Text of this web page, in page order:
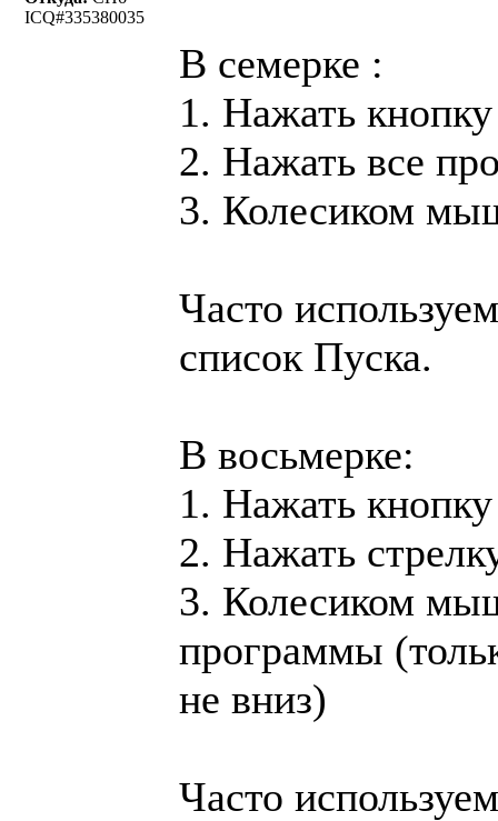
ICQ#335380035
В семерке :
1. Нажать
2. Нажать все
3. Колесиком
Часто
список Пуска.
В восьмерке:
1. Нажать
2. Нажать
3. Колесиком
программы
не вниз)
Часто